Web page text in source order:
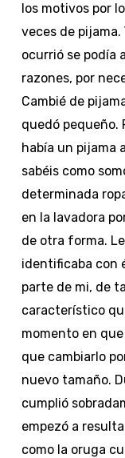
los motivos por
veces de
ocurrió se podía
razones, por
Cambié de
quedó pequeño.
había un pijama
sabéis como
determinada
en la lavadora
de otra forma.
identificaba con
parte de mi, de
característico
momento en
que cambiarlo
nuevo tamaño.
cumplió
empezó a
como la oruga